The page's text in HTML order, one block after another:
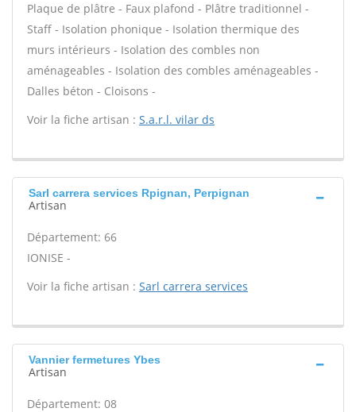
Plaque de plâtre - Faux plafond - Plâtre traditionnel -
Staff - Isolation phonique - Isolation thermique des
murs intérieurs - Isolation des combles non
aménageables - Isolation des combles aménageables -
Dalles béton - Cloisons -
Voir la fiche artisan : S.a.r.l. vilar ds
Sarl carrera services Rpignan, Perpignan
Artisan
Département: 66
IONISE -
Voir la fiche artisan : Sarl carrera services
Vannier fermetures Ybes
Artisan
Département: 08